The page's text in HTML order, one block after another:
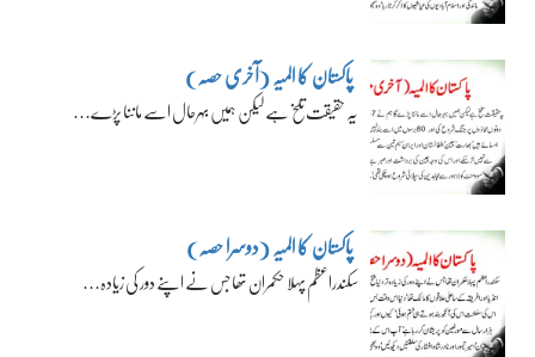
پاکستان کا المیہ (آخری حصہ)
یہ حقیقت تلخ ہے لیکن ہمیں بہرحال اسے ماننا پڑے…
پاکستان کا المیہ (دوسرا حصہ)
سکندراعظم پہلا حکمران تھا جس نے اپنے دور کی زیادہ…